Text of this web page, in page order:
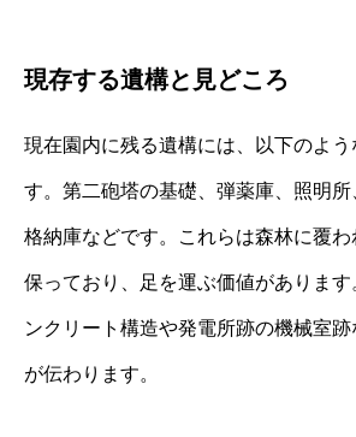
現存する遺構と見どころ
現在園内に残る遺構には、以下のよう
す。第二砲塔の基礎、弾薬庫、照明
格納庫などです。これらは森林に覆
保っており、足を運ぶ価値があります
ンクリート構造や発電所跡の機械室
が伝わります。